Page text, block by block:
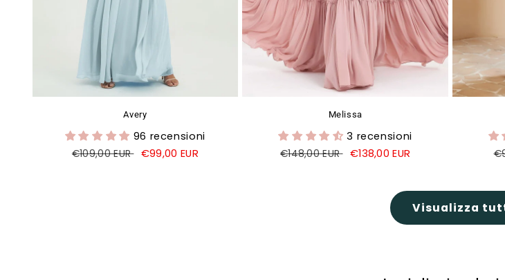
Avery
96 recensioni
Prezzo
€109,00 EUR
Prezzo
€99,00 EUR
Melissa
3 recensioni
Prezzo
€148,00 EUR
Prezzo
€138,00 EUR
Visualizza